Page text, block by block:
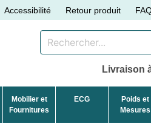
Accessibilité Retour produit
Livraison
Mobilier et
Fournitures
ECG
Poids et
Mesures